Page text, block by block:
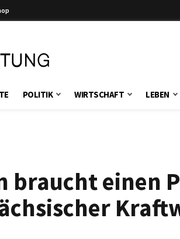
POLITIK WIRTSCHAFT LEBEN
braucht einen